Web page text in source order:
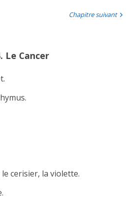
Chapitre suivant
Le Cancer
le cerisier, la violette.